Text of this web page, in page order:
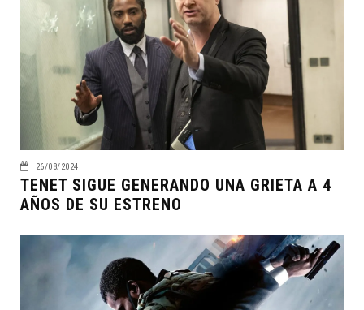
26/08/2024
TENET SIGUE GENERANDO UNA GRIETA A 4
AÑOS DE SU ESTRENO